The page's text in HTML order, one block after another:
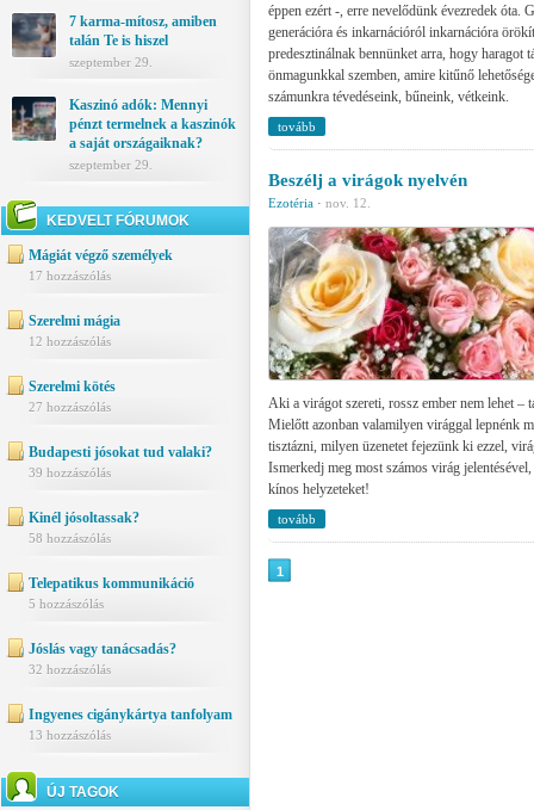
7 karma-mítosz, amiben
talán Te is hiszel
szeptember 29.
Kaszinó adók: Mennyi
pénzt termelnek a kaszinók
a saját országaiknak?
szeptember 29.
KEDVELT FÓRUMOK
Mágiát végző személyek
17 hozzászólás
Szerelmi mágia
12 hozzászólás
Szerelmi kötés
27 hozzászólás
Budapesti jósokat tud valaki?
39 hozzászólás
Kinél jósoltassak?
58 hozzászólás
Telepatikus kommunikáció
5 hozzászólás
Jóslás vagy tanácsadás?
32 hozzászólás
Ingyenes cigánykártya tanfolyam
13 hozzászólás
ÚJ TAGOK
éppen ezért -, erre nevelődünk évezredek óta.
generációra és inkarnációról inkarnációra
predesztinálnak bennünket arra, hogy haragot
önmagunkkal szemben, amire kitűnő
számunkra tévedéseink, bűneink, vétkeink.
tovább
Beszélj a virágok nyelvén
Ezotéria · nov. 12.
Aki a virágot szereti, rossz ember nem lehet –
Mielőtt azonban valamilyen virággal lepnénk
tisztázni, milyen üzenetet fejezünk ki ezzel,
Ismerkedj meg most számos virág
kínos helyzeteket!
tovább
1